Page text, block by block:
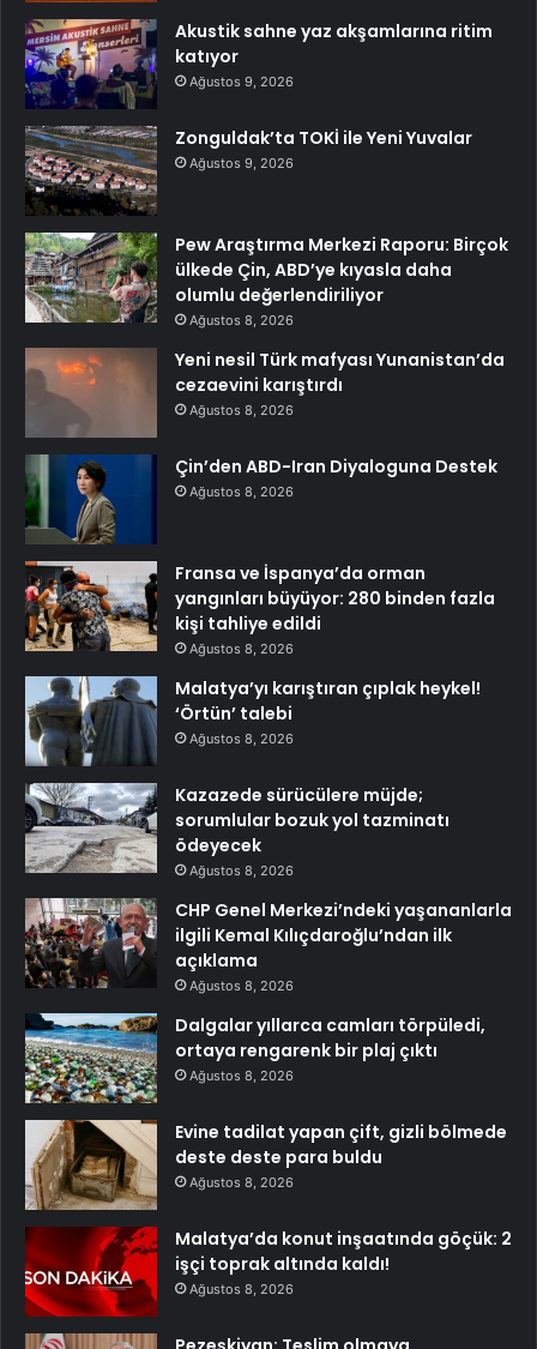
Akustik sahne yaz akşamlarına ritim
katıyor
Ağustos 9, 2026
Zonguldak’ta TOKİ ile Yeni Yuvalar
Ağustos 9, 2026
Pew Araştırma Merkezi Raporu: Birçok
ülkede Çin, ABD’ye kıyasla daha
olumlu değerlendiriliyor
Ağustos 8, 2026
Yeni nesil Türk mafyası Yunanistan’da
cezaevini karıştırdı
Ağustos 8, 2026
Çin’den ABD-Iran Diyaloguna Destek
Ağustos 8, 2026
Fransa ve İspanya’da orman
yangınları büyüyor: 280 binden fazla
kişi tahliye edildi
Ağustos 8, 2026
Malatya’yı karıştıran çıplak heykel!
‘Örtün’ talebi
Ağustos 8, 2026
Kazazede sürücülere müjde;
sorumlular bozuk yol tazminatı
ödeyecek
Ağustos 8, 2026
CHP Genel Merkezi’ndeki yaşananlarla
ilgili Kemal Kılıçdaroğlu’ndan ilk
açıklama
Ağustos 8, 2026
Dalgalar yıllarca camları törpüledi,
ortaya rengarenk bir plaj çıktı
Ağustos 8, 2026
Evine tadilat yapan çift, gizli bölmede
deste deste para buldu
Ağustos 8, 2026
Malatya’da konut inşaatında göçük: 2
işçi toprak altında kaldı!
Ağustos 8, 2026